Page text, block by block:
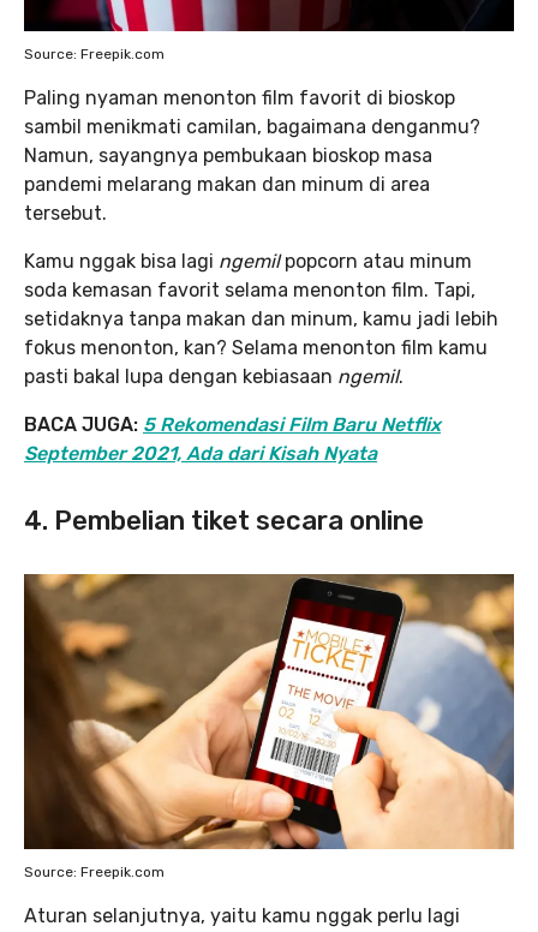
Source: Freepik.com
Paling nyaman menonton film favorit di bioskop
sambil menikmati camilan, bagaimana denganmu?
Namun, sayangnya pembukaan bioskop masa
pandemi melarang makan dan minum di area
tersebut.
Kamu nggak bisa lagi ngemilpopcorn atau minum
soda kemasan favorit selama menonton film. Tapi,
setidaknya tanpa makan dan minum, kamu jadi lebih
fokus menonton, kan? Selama menonton film kamu
pasti bakal lupa dengan kebiasaan ngemil.
BACA JUGA: 5 Rekomendasi Film Baru Netflix
September 2021, Ada dari Kisah Nyata
4. Pembelian tiket secara online
Source: Freepik.com
Aturan selanjutnya, yaitu kamu nggak perlu lagi